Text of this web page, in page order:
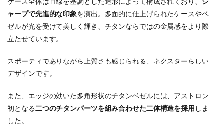
ャープで先進的な印象を演出。多面的に仕上げられたケースやベ
ゼルが光を受けて美しく輝き、チタンならではの金属感をより際
立たせています。
スポーティでありながら上質さも感じられる、ネクスターらしい
デザインです。
また、エッジの効いた多角形状のチタンベゼルには、アストロン
初となる二つのチタンパーツを組み合わせた二体構造を採用 しま
した。